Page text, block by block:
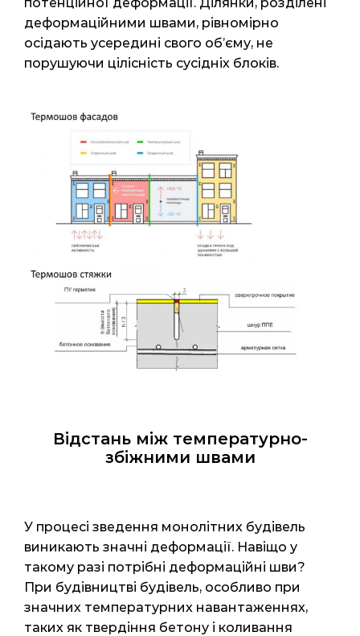
потенційної деформації. Ділянки, розділені
деформаційними швами, рівномірно
осідають усередині свого об’єму, не
порушуючи цілісність сусідніх блоків.
Відстань між температурно-
збіжними швами
У процесі зведення монолітних будівель
виникають значні деформації. Навіщо у
такому разі потрібні деформаційні шви?
При будівництві будівель, особливо при
значних температурних навантаженнях,
таких як твердіння бетону і коливання